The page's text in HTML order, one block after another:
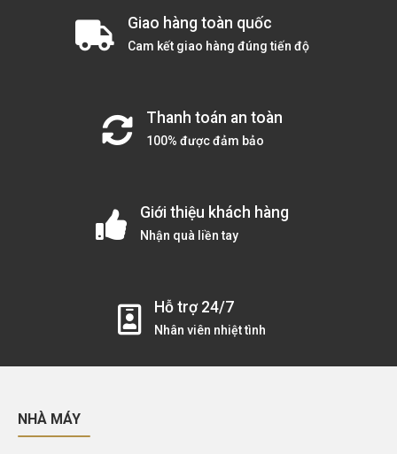
Giao hàng toàn quốc
Cam kết giao hàng đúng tiến độ
Thanh toán an toàn
100% được đảm bảo
Giới thiệu khách hàng
Nhận quà liền tay
Hỗ trợ 24/7
Nhân viên nhiệt tình
NHÀ MÁY